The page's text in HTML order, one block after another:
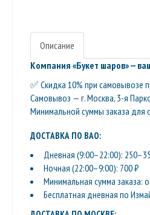
Описание
Компания «Букет шаров» —
✅ Скидка 10% при самовывозе
Самовывоз — г. Москва, 3-я
Минимальной суммы заказа для
ДОСТАВКА ПО ВАО:
Дневная (9:00–22:00):
Ночная (22:00–9:00): 700 ₽
Минимальная сумма заказа:
Бесплатная дневная по